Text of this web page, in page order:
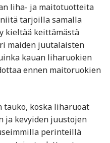
liha- ja maitotuotteita
tarjoilla samalla
kieltää keittämästä
maiden juutalaisten
kauan liharuokien
ennen maitoruokien
tauko, koska liharuoat
ja kevyiden juustojen
perinteillä